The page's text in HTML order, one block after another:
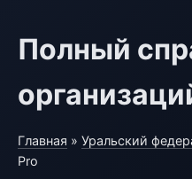
Полный
Главная » Уральский
Pro